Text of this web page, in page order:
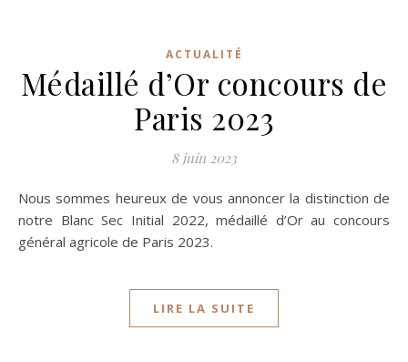
ACTUALITÉ
Médaillé d’Or concours de
Paris 2023
8 juin 2023
Nous sommes heureux de vous annoncer la distinction de
notre Blanc Sec Initial 2022, médaillé d’Or au concours
général agricole de Paris 2023.
LIRE LA SUITE